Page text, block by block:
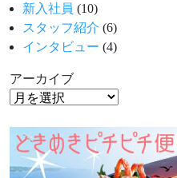
新入社員 (10)
スタッフ紹介 (6)
インタビュー (4)
アーカイブ